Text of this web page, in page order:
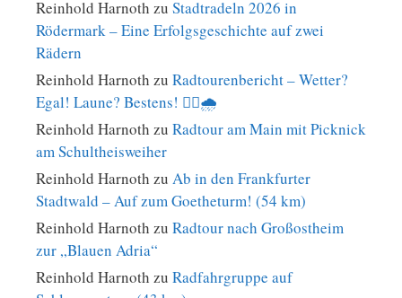
Reinhold Harnoth zu Stadtradeln 2026 in
Rödermark – Eine Erfolgsgeschichte auf zwei
Rädern
Reinhold Harnoth zu Radtourenbericht – Wetter?
Egal! Laune? Bestens! 🚴‍♀️🌧️
Reinhold Harnoth zu Radtour am Main mit Picknick
am Schultheisweiher
Reinhold Harnoth zu Ab in den Frankfurter
Stadtwald – Auf zum Goetheturm! (54 km)
Reinhold Harnoth zu Radtour nach Großostheim
zur „Blauen Adria“
Reinhold Harnoth zu Radfahrgruppe auf